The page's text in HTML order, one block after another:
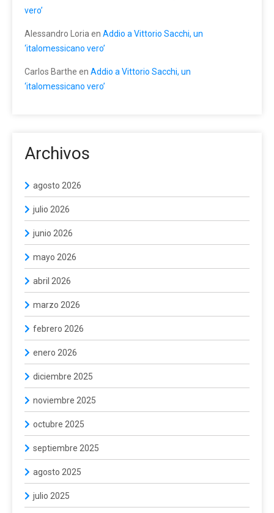
vero’
Alessandro Loria en Addio a Vittorio Sacchi, un
‘italomessicano vero’
Carlos Barthe en Addio a Vittorio Sacchi, un
‘italomessicano vero’
Archivos
agosto 2026
julio 2026
junio 2026
mayo 2026
abril 2026
marzo 2026
febrero 2026
enero 2026
diciembre 2025
noviembre 2025
octubre 2025
septiembre 2025
agosto 2025
julio 2025